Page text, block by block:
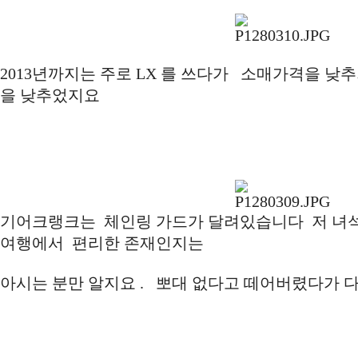
2013년까지는 주로 LX 를 쓰다가 소매가격을 낮
을 낮추었지요
기어크랭크는 체인링 가드가 달려있습니다 저 녀
여행에서 편리한 존재인지는
아시는 분만 알지요 . 뽀대 없다고 떼어버렸다가